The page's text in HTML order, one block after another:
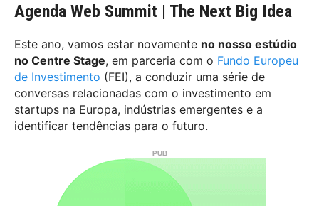
Agenda Web Summit | The Next Big Idea
Este ano, vamos estar novamente no nosso estúdio
no Centre Stage, em parceria com o Fundo Europeu
de Investimento (FEI), a conduzir uma série de
conversas relacionadas com o investimento em
startups na Europa, indústrias emergentes e a
identificar tendências para o futuro.